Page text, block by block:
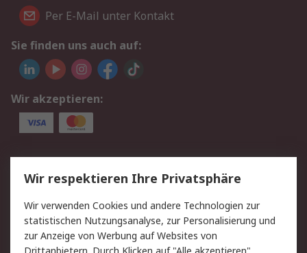
Per E-Mail unter Kontakt
Sie finden uns auch auf:
Wir akzeptieren:
Service
Value Added Services
Lieferlösungen
Rücksendungen
Kontakt
Hilfe
Privatkunden
Wir respektieren Ihre Privatsphäre
Wir verwenden Cookies und andere Technologien zur
statistischen Nutzungsanalyse, zur Personalisierung und
zur Anzeige von Werbung auf Websites von